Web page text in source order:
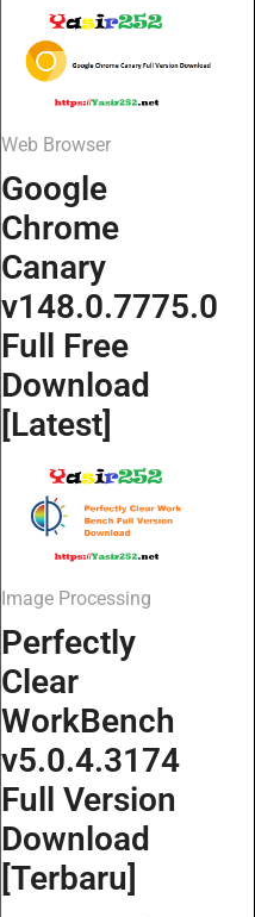
Web Browser
Google
Chrome
Canary
v148.0.7775.0
Full Free
Download
[Latest]
Image Processing
Perfectly
Clear
WorkBench
v5.0.4.3174
Full Version
Download
[Terbaru]